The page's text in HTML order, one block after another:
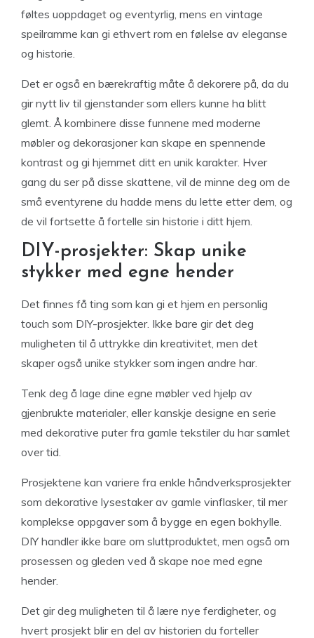
føltes uoppdaget og eventyrlig, mens en vintage
speilramme kan gi ethvert rom en følelse av eleganse
og historie.
Det er også en bærekraftig måte å dekorere på, da du
gir nytt liv til gjenstander som ellers kunne ha blitt
glemt. Å kombinere disse funnene med moderne
møbler og dekorasjoner kan skape en spennende
kontrast og gi hjemmet ditt en unik karakter. Hver
gang du ser på disse skattene, vil de minne deg om de
små eventyrene du hadde mens du lette etter dem, og
de vil fortsette å fortelle sin historie i ditt hjem.
DIY-prosjekter: Skap unike
stykker med egne hender
Det finnes få ting som kan gi et hjem en personlig
touch som DIY-prosjekter. Ikke bare gir det deg
muligheten til å uttrykke din kreativitet, men det
skaper også unike stykker som ingen andre har.
Tenk deg å lage dine egne møbler ved hjelp av
gjenbrukte materialer, eller kanskje designe en serie
med dekorative puter fra gamle tekstiler du har samlet
over tid.
Prosjektene kan variere fra enkle håndverksprosjekter
som dekorative lysestaker av gamle vinflasker, til mer
komplekse oppgaver som å bygge en egen bokhylle.
DIY handler ikke bare om sluttproduktet, men også om
prosessen og gleden ved å skape noe med egne
hender.
Det gir deg muligheten til å lære nye ferdigheter, og
hvert prosjekt blir en del av historien du forteller